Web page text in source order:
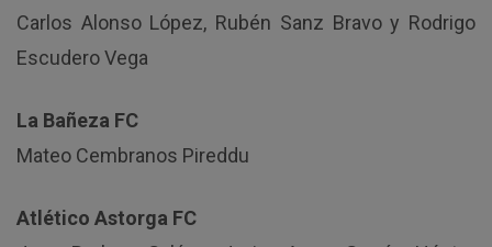
Carlos Alonso López, Rubén Sanz Bravo y Rodrigo
Escudero Vega
La Bañeza FC
Mateo Cembranos Pireddu
Atlético Astorga FC